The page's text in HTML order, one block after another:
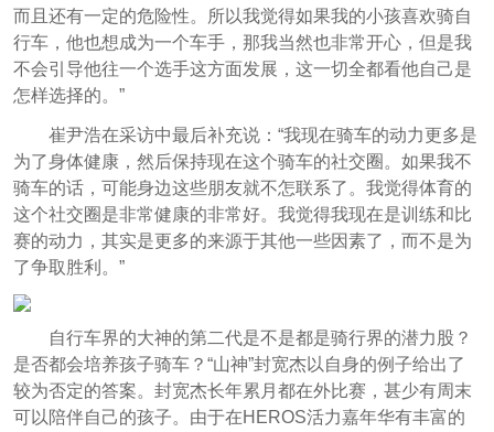
而且还有一定的危险性。所以我觉得如果我的小孩喜欢骑自
行车，他也想成为一个车手，那我当然也非常开心，但是我
不会引导他往一个选手这方面发展，这一切全都看他自己是
怎样选择的。”
崔尹浩在采访中最后补充说：“我现在骑车的动力更多是
为了身体健康，然后保持现在这个骑车的社交圈。如果我不
骑车的话，可能身边这些朋友就不怎联系了。我觉得体育的
这个社交圈是非常健康的非常好。我觉得我现在是训练和比
赛的动力，其实是更多的来源于其他一些因素了，而不是为
了争取胜利。”
自行车界的大神的第二代是不是都是骑行界的潜力股？
是否都会培养孩子骑车？“山神”封宽杰以自身的例子给出了
较为否定的答案。封宽杰长年累月都在外比赛，甚少有周末
可以陪伴自己的孩子。由于在HEROS活力嘉年华有丰富的